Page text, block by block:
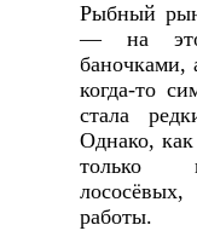
Рыбный
— на
баночками,
когда-то
стала
Однако, как
только
работы.